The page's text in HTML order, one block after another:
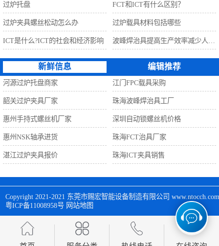
过炉托盘 FCT和ICT有什么区别？
过炉夹具螺丝松动怎么办 过炉载具材料包括哪些
ICT是什么?ICT的社会和经济影响
新鲜信息 编辑推荐
河源过炉托盘商家 江门FPC载具采购
韶关过炉夹具厂家 珠海波峰焊治具工厂
惠州手持式螺丝机厂家 深圳自动锁螺丝机价格
惠州NSK轴承进货 珠海FCT治具厂家
湛江过炉夹具报价 珠海ICT夹具销售
Copyright 2021-2021 东莞市赐宏智能设备制造有限公司
粤ICP备11008958号 网站地图